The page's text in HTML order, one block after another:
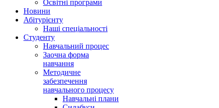
Освітні програми
Hовини
Абітурієнту
Наші спеціальності
Студенту
Навчальний процес
Заочна форма
навчання
Методичне
забезпечення
навчального процесу
Навчальні плани